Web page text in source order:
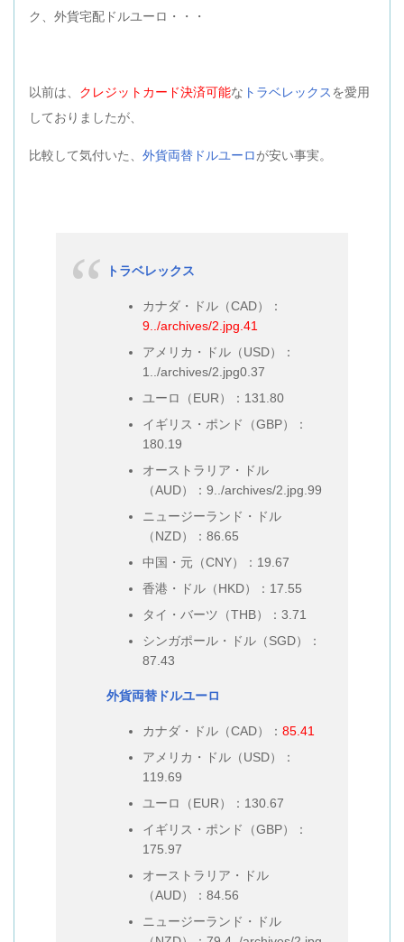
ク、外貨宅配ドルユーロ・・・
以前は、 クレジットカード決済可能な トラベレックスを愛用
しておりましたが、
比較して気付いた、 外貨両替ドルユーロが安い事実。
トラベレックス
カナダ・ドル（CAD）：
9../archives/2.jpg.41
アメリカ・ドル（USD）：
1../archives/2.jpg0.37
ユーロ（EUR）：131.80
イギリス・ポンド（GBP）：
180.19
オーストラリア・ドル
（AUD）：9../archives/2.jpg.99
ニュージーランド・ドル
（NZD）：86.65
中国・元（CNY）：19.67
香港・ドル（HKD）：17.55
タイ・バーツ（THB）：3.71
シンガポール・ドル（SGD）：
87.43
外貨両替ドルユーロ
カナダ・ドル（CAD）： 85.41
アメリカ・ドル（USD）：
119.69
ユーロ（EUR）：130.67
イギリス・ポンド（GBP）：
175.97
オーストラリア・ドル
（AUD）：84.56
ニュージーランド・ドル